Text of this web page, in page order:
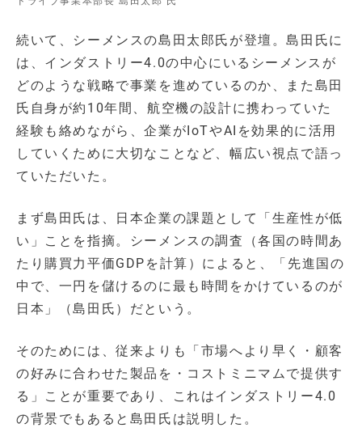
続いて、シーメンスの島田太郎氏が登壇。島田氏に
は、インダストリー4.0の中心にいるシーメンスが
どのような戦略で事業を進めているのか、また島田
氏自身が約10年間、航空機の設計に携わっていた
経験も絡めながら、企業がIoTやAIを効果的に活用
していくために大切なことなど、幅広い視点で語っ
ていただいた。
まず島田氏は、日本企業の課題として「生産性が低
い」ことを指摘。シーメンスの調査（各国の時間あ
たり購買力平価GDPを計算）によると、「先進国の
中で、一円を儲けるのに最も時間をかけているのが
日本」（島田氏）だという。
そのためには、従来よりも「市場へより早く・顧客
の好みに合わせた製品を・コストミニマムで提供す
る」ことが重要であり、これはインダストリー4.0
の背景でもあると島田氏は説明した。